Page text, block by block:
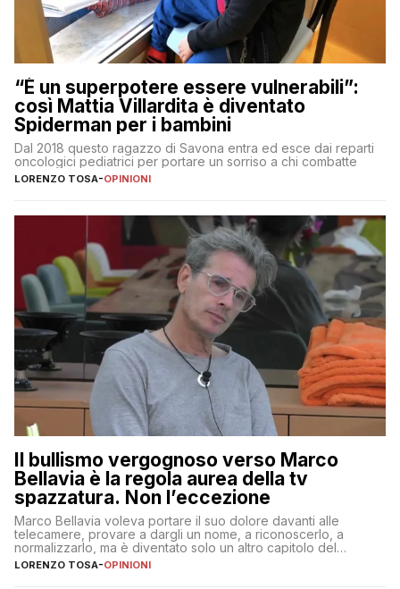
“È un superpotere essere vulnerabili”:
così Mattia Villardita è diventato
Spiderman per i bambini
Dal 2018 questo ragazzo di Savona entra ed esce dai reparti
oncologici pediatrici per portare un sorriso a chi combatte
LORENZO TOSA-OPINIONI
Il bullismo vergognoso verso Marco
Bellavia è la regola aurea della tv
spazzatura. Non l’eccezione
Marco Bellavia voleva portare il suo dolore davanti alle
telecamere, provare a dargli un nome, a riconoscerlo, a
normalizzarlo, ma è diventato solo un altro capitolo del
copione
LORENZO TOSA-OPINIONI